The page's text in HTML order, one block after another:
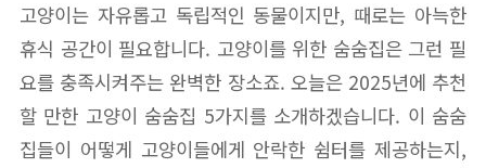
고양이는 자유롭고 독립적인 동물이지만, 때로는 아늑한
휴식 공간이 필요합니다. 고양이를 위한 숨숨집은 그런 필
요를 충족시켜주는 완벽한 장소죠. 오늘은 2025년에 추천
할 만한 고양이 숨숨집 5가지를 소개하겠습니다. 이 숨숨
집들이 어떻게 고양이들에게 안락한 쉼터를 제공하는지,